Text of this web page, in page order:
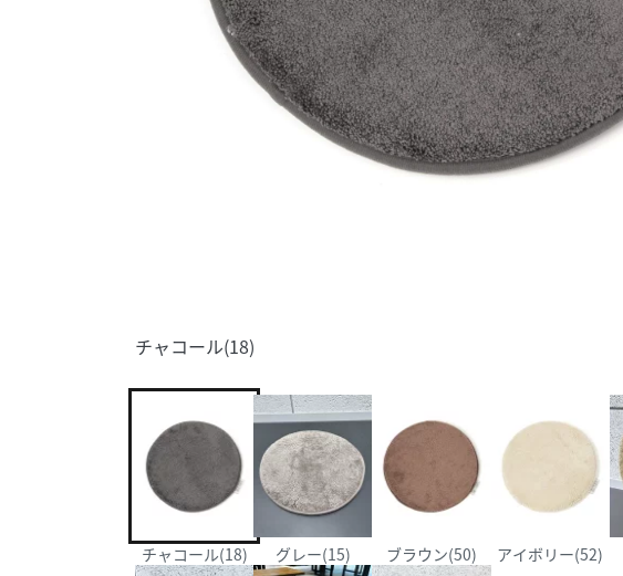
チャコール(18)
チャコール(18) グレー(15) ブラウン(50) アイボリー(52)